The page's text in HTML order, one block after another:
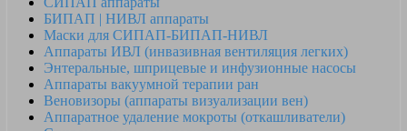
БИПАП | НИВЛ аппараты
Маски для СИПАП-БИПАП-НИВЛ
Аппараты ИВЛ (инвазивная вентиляция легких)
Энтеральные, шприцевые и инфузионные насосы
Аппараты вакуумной терапии ран
Веновизоры (аппараты визуализации вен)
Аппаратное удаление мокроты (откашливатели)